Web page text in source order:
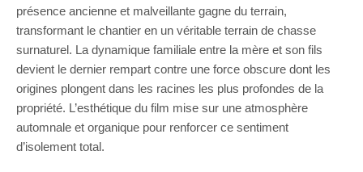
présence ancienne et malveillante gagne du terrain,
transformant le chantier en un véritable terrain de chasse
surnaturel. La dynamique familiale entre la mère et son fils
devient le dernier rempart contre une force obscure dont les
origines plongent dans les racines les plus profondes de la
propriété. L’esthétique du film mise sur une atmosphère
automnale et organique pour renforcer ce sentiment
d’isolement total.